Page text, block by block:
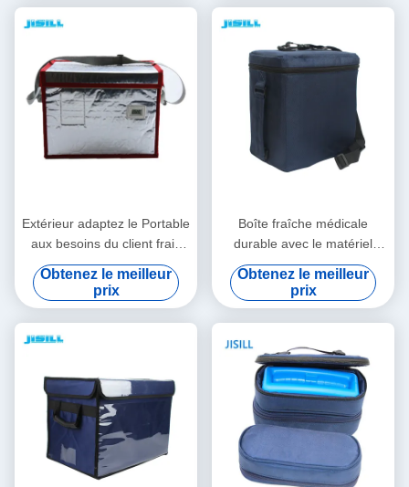
Extérieur adaptez le Portable
aux besoins du client frais
médical de la boîte 23.5L
pour la glacière de
Rotomolded
Obtenez le meilleur
prix
Boîte fraîche médicale
durable avec le matériel
d'isolation de vide pour le
transport vaccinique médical
Obtenez le meilleur
prix